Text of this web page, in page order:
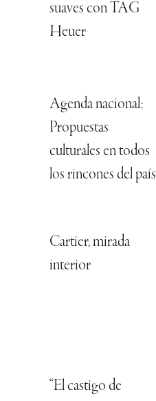
suaves con TAG
Heuer
Agenda nacional:
Propuestas
culturales en todos
los rincones del país
Cartier, mirada
interior
“El castigo de